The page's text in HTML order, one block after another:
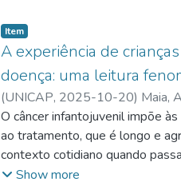
investigação sobre como
é o conceito de acesso à justiça
acadêmica
(artigos, trabalhos de conclusão
que é abordada apenas
timidamente por especialistas
Tradução. Nesse
sentido, por meio da pesquisa
debate sobre os
Item type:
Item,
A experiência de
doença: uma leitura
(UNICAP, 2025-10-20) Maia,
O câncer infantojuvenil impõe
ao tratamento, que é longo e
contexto cotidiano quando
pertinente no campo das
Show more